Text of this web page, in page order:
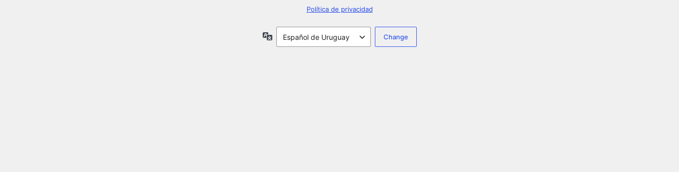
Política de privacidad
Idioma